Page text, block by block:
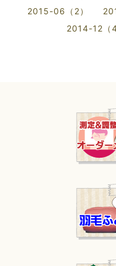
2015-06（2）
2014-12（4